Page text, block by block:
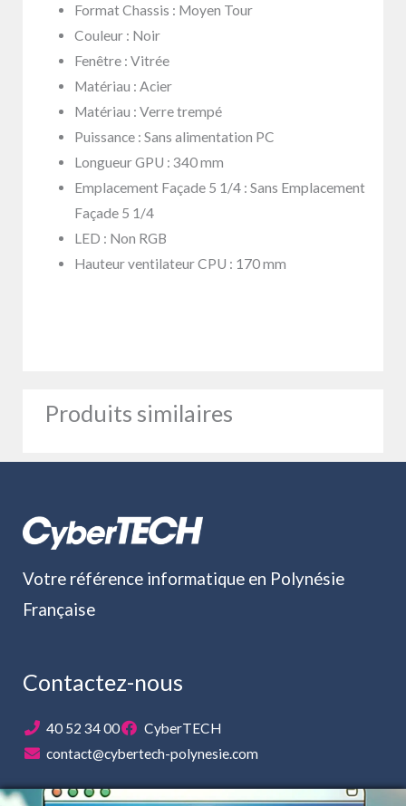
Format Chassis : Moyen Tour
Couleur : Noir
Fenêtre : Vitrée
Matériau : Acier
Matériau : Verre trempé
Puissance : Sans alimentation PC
Longueur GPU : 340 mm
Emplacement Façade 5 1/4 : Sans Emplacement
Façade 5 1/4
LED : Non RGB
Hauteur ventilateur CPU : 170 mm
Produits similaires
Votre référence informatique en Polynésie
Française
Contactez-nous
40 52 34 00
CyberTECH
contact@cybertech-polynesie.com
HORAIRES